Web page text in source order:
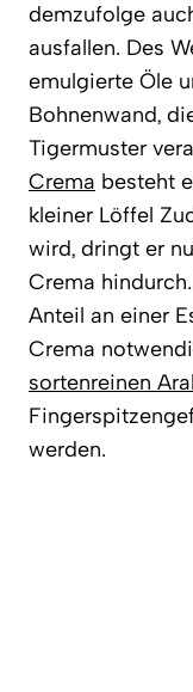
demzufolge
ausfallen. Des
emulgierte Öle
Bohnenwand,
Tigermuster
Crema besteht
kleiner Löffel
wird, dringt er
Crema
Anteil an einer
Crema
sortenreinen
werden.